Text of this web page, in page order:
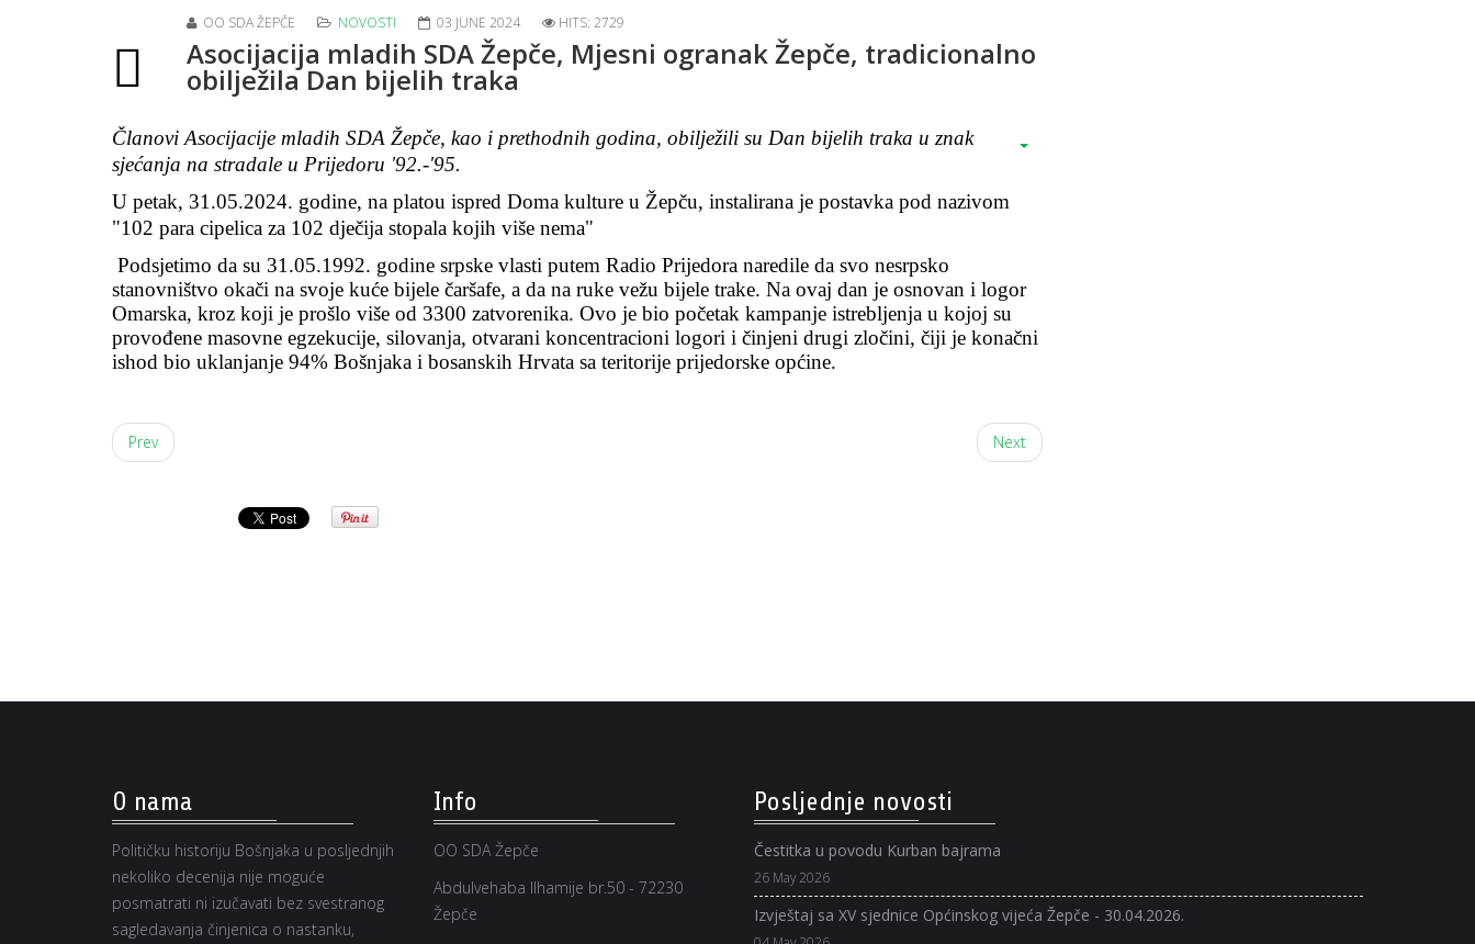
OO SDA ŽEPČE NOVOSTI 03 JUNE 2024 HITS: 2729
Asocijacija mladih SDA Žepče, Mjesni ogranak Žepče, tradicionalno
obilježila Dan bijelih traka
Članovi Asocijacije mladih SDA Žepče, kao i prethodnih godina, obilježili su Dan bijelih traka u znak
sjećanja na stradale u Prijedoru '92.-'95.
U petak, 31.05.2024. godine, na platou ispred Doma kulture u Žepču, instalirana je postavka pod nazivom
"102 para cipelica za 102 dječija stopala kojih više nema"
Podsjetimo da su 31.05.1992. godine srpske vlasti putem Radio Prijedora naredile da svo nesrpsko
stanovništvo okači na svoje kuće bijele čaršafe, a da na ruke vežu bijele trake. Na ovaj dan je osnovan i logor
Omarska, kroz koji je prošlo više od 3300 zatvorenika. Ovo je bio početak kampanje istrebljenja u kojoj su
provođene masovne egzekucije, silovanja, otvarani koncentracioni logori i činjeni drugi zločini, čiji je konačni
ishod bio uklanjanje 94% Bošnjaka i bosanskih Hrvata sa teritorije prijedorske općine.
Prev Next
O nama
Političku historiju Bošnjaka u posljednjih
nekoliko decenija nije moguće
posmatrati ni izučavati bez svestranog
sagledavanja činjenica o nastanku,
Info
OO SDA Žepče
Abdulvehaba Ilhamije br.50 - 72230
Žepče
Posljednje novosti
Čestitka u povodu Kurban bajrama
26 May 2026
Izvještaj sa XV sjednice Općinskog vijeća Žepče - 30.04.2026.